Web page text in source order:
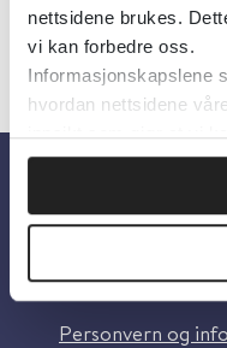
nettsidene brukes.
vi kan forbedre oss.
Informasjonskapslene
hvordan nettsidene
innsikt som gjør at vi
Om oss
Om
Personvern og